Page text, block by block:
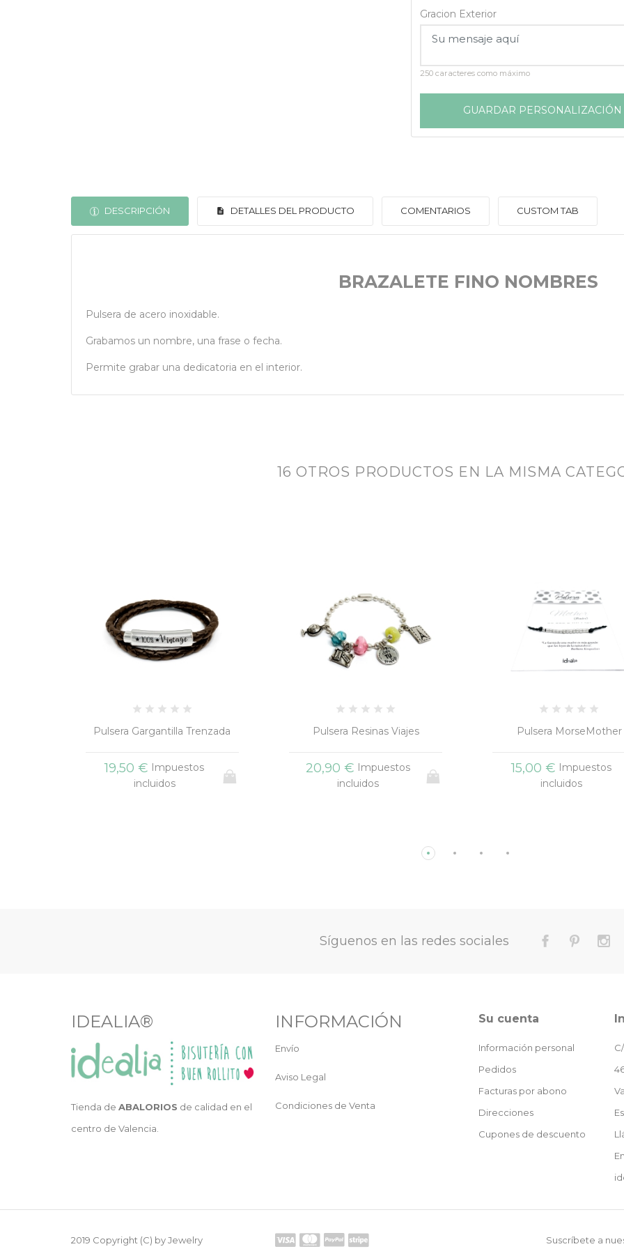
Gracion Exterior
250 caracteres como máximo
GUARDAR PERSONALIZACIÓN
DESCRIPCIÓN DETALLES DEL PRODUCTO COMENTARIOS CUSTOM TAB
BRAZALETE FINO NOMBRES
Pulsera de acero inoxidable.
Grabamos un nombre, una frase o fecha.
Permite grabar una dedicatoria en el interior.
16 OTROS PRODUCTOS EN LA MISMA
Pulsera Resinas Viajes
20,90 €Impuestos
incluidos
Pulsera MorseMother
15,00 € Impuestos
incluidos
Brazalete Gris Spotify
21,90 €
Impuestos
incluidos
Síguenos en las redes sociales
IDEALIA®
Tienda de ABALORIOS de calidad en el
centro de Valencia.
INFORMACIÓN
Envío
Aviso Legal
Condiciones de Venta
Su cuenta
Información personal
Pedidos
Facturas por abono
Direcciones
Cupones de descuento
2019 Copyright (C) by Jewelry Suscríbete a